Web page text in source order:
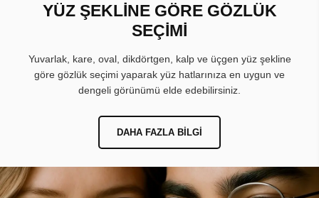
YÜZ ŞEKLİNE GÖRE GÖZLÜK
SEÇİMİ
Yuvarlak, kare, oval, dikdörtgen, kalp ve üçgen yüz şekline
göre gözlük seçimi yaparak yüz hatlarınıza en uygun ve
dengeli görünümü elde edebilirsiniz.
DAHA FAZLA BILGI